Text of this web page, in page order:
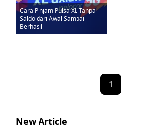
Cara Pinjam Pulsa XL Tanpa
Saldo dari Awal Sampai
Berhasil
1
New Article